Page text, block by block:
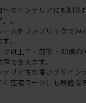
宅のインテリアにも馴染
。
ームをファブリックで包
。
けは上下・前後・30度の
置で支えます。
テリア性の高いデザイン
た在宅ワークにも最適な